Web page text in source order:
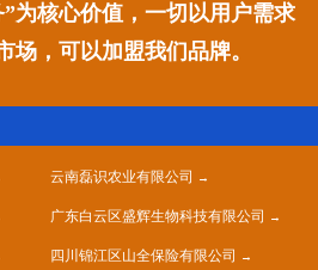
为核心价值，一切以用户需求
场，可以加盟我们品牌。
云南磊识农业有限公司
广东白云区盛辉生物科技有限公司
四川锦江区山全保险有限公司